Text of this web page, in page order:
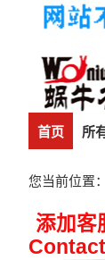
首页 所
您当前位置：
添加客